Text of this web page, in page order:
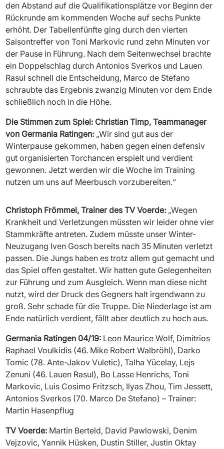
den Abstand auf die Qualifikationsplätze vor Beginn der
Rückrunde am kommenden Woche auf sechs Punkte
erhöht. Der Tabellenfünfte ging durch den vierten
Saisontreffer von Toni Markovic rund zehn Minuten vor
der Pause in Führung. Nach dem Seitenwechsel brachte
ein Doppelschlag durch Antonios Sverkos und Lauen
Rasul schnell die Entscheidung, Marco de Stefano
schraubte das Ergebnis zwanzig Minuten vor dem Ende
schließlich noch in die Höhe.
Die Stimmen zum Spiel: Christian Timp, Teammanager
von Germania Ratingen: „Wir sind gut aus der
Winterpause gekommen, haben gegen einen defensiv
gut organisierten Torchancen erspielt und verdient
gewonnen. Jetzt werden wir die Woche im Training
nutzen um uns auf Meerbusch vorzubereiten.“
Christoph Frömmel, Trainer des TV Voerde: „Wegen
Krankheit und Verletzungen müssten wir leider ohne vier
Stammkräfte antreten. Zudem müsste unser Winter-
Neuzugang Iven Gosch bereits nach 35 Minuten verletzt
passen. Die Jungs haben es trotz allem gut gemacht und
das Spiel offen gestaltet. Wir hatten gute Gelegenheiten
zur Führung und zum Ausgleich. Wenn man diese nicht
nutzt, wird der Druck des Gegners halt irgendwann zu
groß. Sehr schade für die Truppe. Die Niederlage ist am
Ende natürlich verdient, fällt aber deutlich zu hoch aus.
Germania Ratingen 04/19: Leon Maurice Wolf, Dimitrios
Raphael Voulkidis (46. Mike Robert Walbröhl), Darko
Tomic (78. Ante-Jakov Vuletic), Talha Yücelay, Lejs
Zenuni (46. Lauen Rasul), Bo Lasse Henrichs, Toni
Markovic, Luis Cosimo Fritzsch, Ilyas Zhou, Tim Jessett,
Antonios Sverkos (70. Marco De Stefano) – Trainer:
Martin Hasenpflug
TV Voerde: Martin Berteld, David Pawlowski, Denim
Vejzovic, Yannik Hüsken, Dustin Stiller, Justin Oktay